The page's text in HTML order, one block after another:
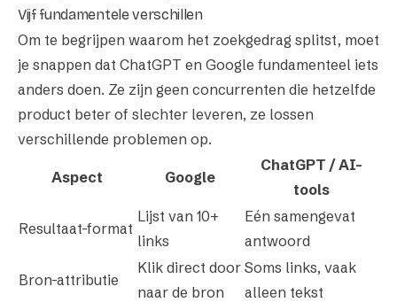
Vijf fundamentele verschillen
Om te begrijpen waarom het zoekgedrag splitst, moet
je snappen dat ChatGPT en Google fundamenteel iets
anders doen. Ze zijn geen concurrenten die hetzelfde
product beter of slechter leveren, ze lossen
verschillende problemen op.
Aspect Google
ChatGPT / AI-
tools
Resultaat-format
Lijst van 10+
links
Eén samengevat
antwoord
Bron-attributie
Klik direct door
naar de bron
Soms links, vaak
alleen tekst